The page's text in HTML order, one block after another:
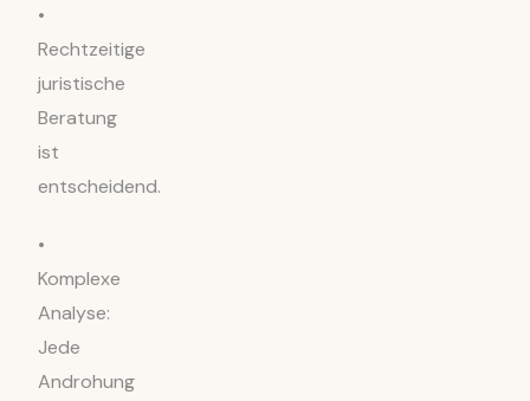
•
Rechtzeitige
juristische
Beratung
ist
entscheidend.
•
Komplexe
Analyse:
Jede
Androhung